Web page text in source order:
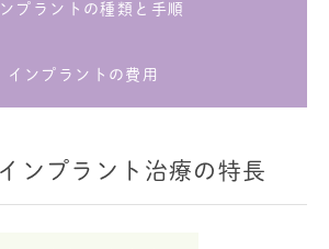
プラントの種類と手順
インプラントの費用
ンプラント治療の特長